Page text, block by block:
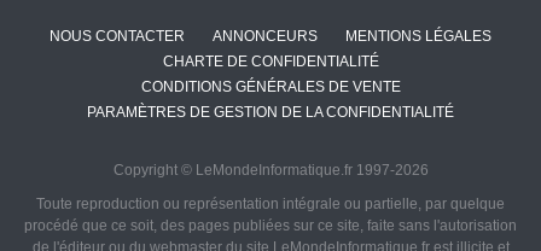
NOUS CONTACTER ANNONCEURS
MENTIONS LÉGALES
CHARTE DE CONFIDENTIALITÉ
CONDITIONS GÉNÉRALES DE VENTE
PARAMÈTRES DE GESTION DE LA CONFIDENTIALITÉ
Copyright © LeMondeInformatique.fr 1997-2026
Toute reproduction ou représentation intégrale ou partielle, par quelque
procédé que ce soit, des pages publiées sur ce site, faite sans l'autorisation
de l'éditeur ou du webmaster du site LeMondeInformatique.fr est illicite et